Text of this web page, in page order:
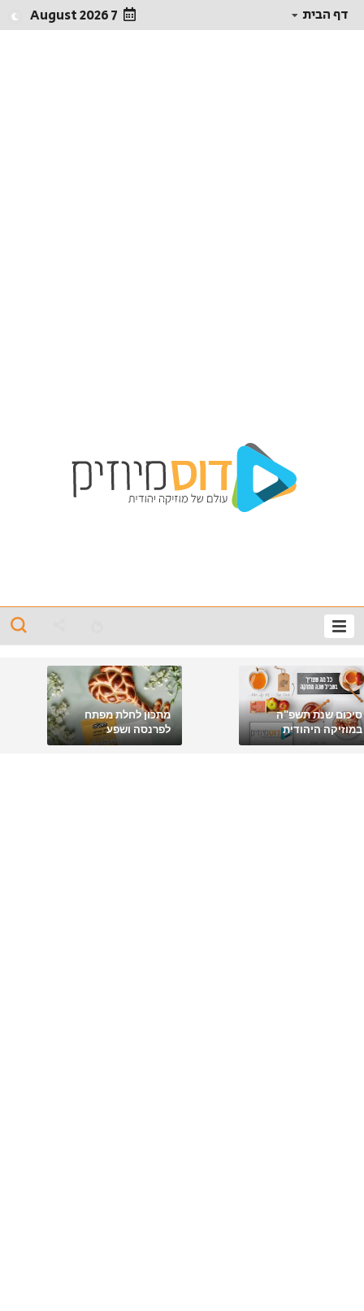
דף הבית 7 August 2026
סיכום שנת תשפ"ה
במוזיקה היהודית
מתכון לחלת מפתח
לפרנסה ושפע